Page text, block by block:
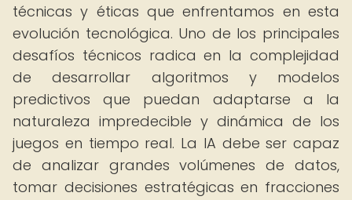
técnicas y éticas que enfrentamos en esta
evolución tecnológica. Uno de los principales
desafíos técnicos radica en la complejidad
de desarrollar algoritmos y modelos
predictivos que puedan adaptarse a la
naturaleza impredecible y dinámica de los
juegos en tiempo real. La IA debe ser capaz
de analizar grandes volúmenes de datos,
tomar decisiones estratégicas en fracciones